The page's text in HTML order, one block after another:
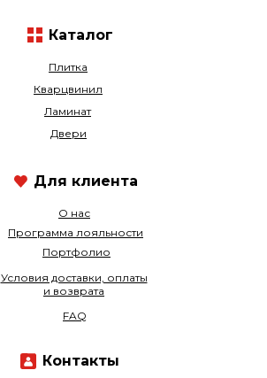
Плитка
Кварцвинил
О нас
Ламинат
Программа лояльности
Двери
Портфолио
Условия доставки, оплаты
и возврата
FAQ
Каталог
Контакты
Для клиента